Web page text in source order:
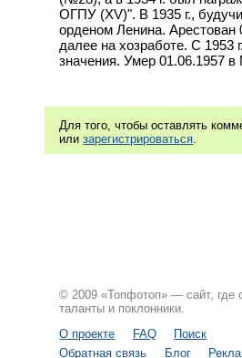
ОГПУ (XV)". В 1935 г.,
орденом Ленина. Арестован
далее на хозработе. С 1953
значения. Умер 01.06.1957
Для того, чтобы оставлять
илизарегистрироваться
© 2009 «Топфотоп» — сайт, где
таланты и поклонники.
О проекте
FAQ
Поиск
Обратная связь
Блог